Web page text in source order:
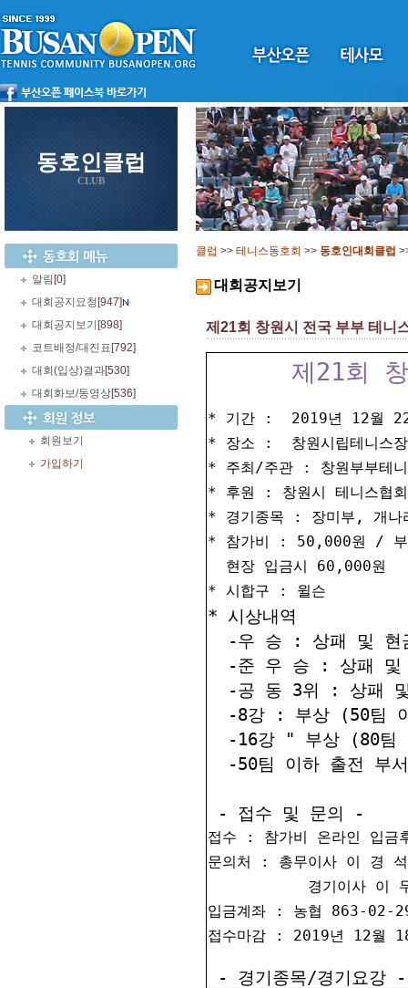
동호인클럽
CLUB
알림 [0]
대회공지요청 [947]
대회공지보기 [898]
코트배정/대진표 [792]
대회(입상)결과[530]
대회화보/동영상[536]
회원보기
가입하기
클럽 >> 테니스동호회 >> 동호인대회클럽
대회공지보기
제21회 창원시 전국 부부 테니
제21회
* 기간 :
2019년 12월
* 장소 :
창원시립테니스
* 주최/주관 : 창원부부테
* 후원 : 창원시 테니스협
* 경기종목 : 장미부, 개나
* 참가비 : 50,000원 / 부
현장 입금시 60,000원
* 시합구 : 윌슨
* 시상내역
-우 승 : 상패 및 현
-준 우 승 : 상패 및
-공 동 3위 : 상패
-8강 : 부상 (50팀
-16강 " 부상 (80팀
-50팀 이하 출전 부
- 접수 및 문의 -
접수 : 참가비 온라인 입
문의처 : 총무이사 이 경
경기이사
입금계좌 : 농협 863-02-
접수마감 : 2019년 12월
- 경기종목/경기요강 -